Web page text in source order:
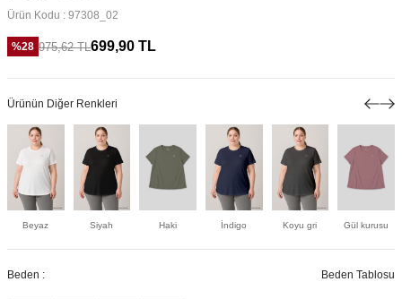
Ürün Kodu : 97308_02
%28 975,62TL699,90 TL
Ürünün Diğer Renkleri
Beyaz Siyah Haki İndigo Koyu gri Gül kurusu
Beden : Beden Tablosu